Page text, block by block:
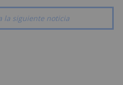
la siguiente noticia